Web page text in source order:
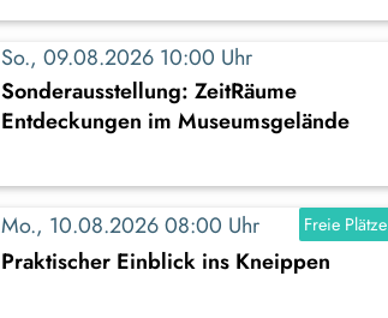
So., 09.08.2026 10:00 Uhr
Sonderausstellung: ZeitRäume
Entdeckungen im Museumsgelände
Mo., 10.08.2026 08:00 Uhr Freie Plätze
Praktischer Einblick ins Kneippen